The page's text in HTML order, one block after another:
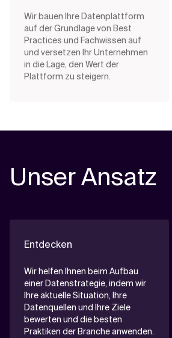
Wir bauen Ihre Datenplattform
auf der Grundlage von Best
Practices und Fachwissen auf
und versetzen Ihr Unternehmen
in die Lage, den Wert der
Plattform zu steigern.
Unser Ansatz
Entdecken
Wir helfen Ihnen beim Aufbau
einer Datenstrategie, indem wir
Ihre aktuelle Situation, Ihre
Datenquellen und Ihre Ziele
bewerten und die besten
Praktiken der Branche anwenden.